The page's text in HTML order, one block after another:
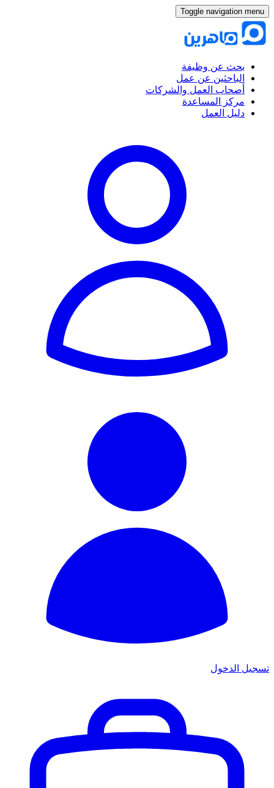
Toggle navigation menu
بحث عن وظيفة
الباحثين عن عمل
أصحاب العمل والشركات
مركز المساعدة
دليل العمل
تسجيل الدخول